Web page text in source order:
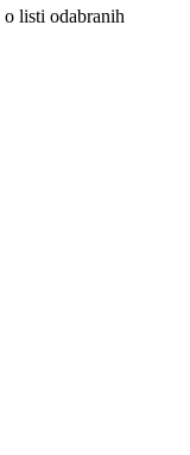
listi odabranih